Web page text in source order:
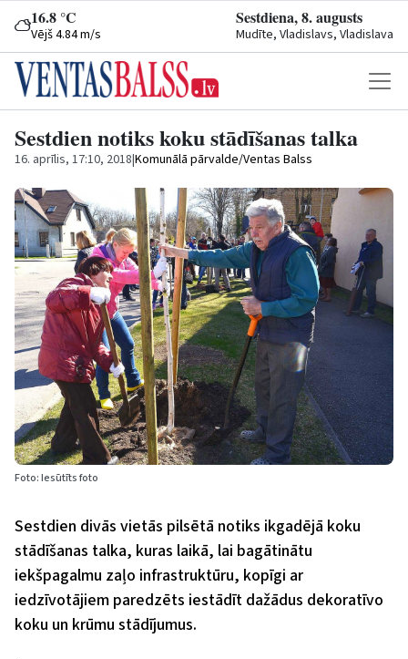
16.8 °C
Vējš 4.84 m/s
Sestdiena, 8. augusts
Mudīte, Vladislavs, Vladislava
Sestdien notiks koku stādīšanas talka
16. aprīlis, 17:10, 2018|Komunālā pārvalde/Ventas Balss
Foto: Iesūtīts foto
Sestdien divās vietās pilsētā notiks ikgadējā koku
stādīšanas talka, kuras laikā, lai bagātinātu
iekšpagalmu zaļo infrastruktūru, kopīgi ar
iedzīvotājiem paredzēts iestādīt dažādus dekoratīvo
koku un krūmu stādījumus.